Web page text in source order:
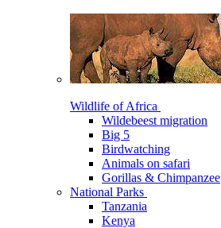
Wildlife of Africa
Wildebeest migration
Big 5
Birdwatching
Animals on safari
Gorillas & Chimpanzee
National Parks
Tanzania
Kenya